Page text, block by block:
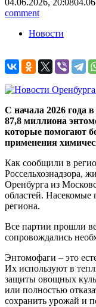
04.06.2026, 20:08
comment
Новости
С начала 2026 года
87,8 миллиона
которые помогают
применения
Как сообщили в
Россельхознадзора,
Оренбурга из
областей. Насекомые
региона.
Все партии прошли
сопровождались
Энтомофаги – это
Их используют в
защиты овощных
или полностью
сохранить урожай и